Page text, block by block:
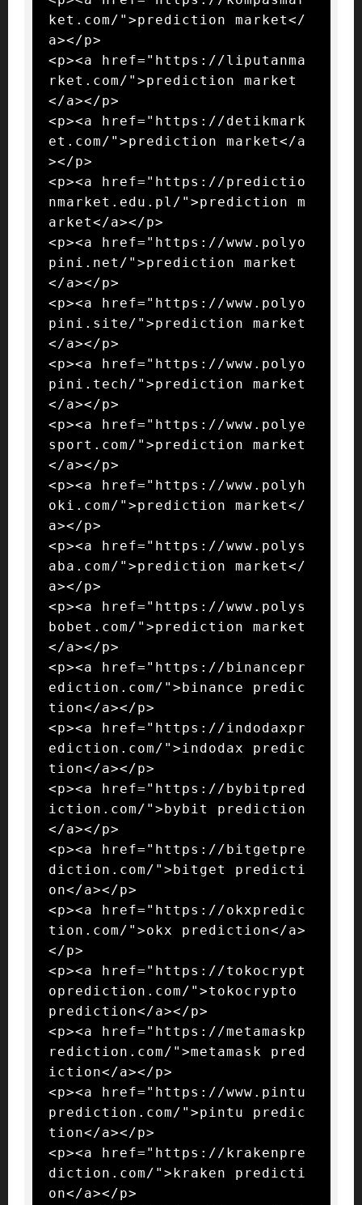
ket.com/">prediction market</
a></p>
<p><a href="https://liputanma
rket.com/">prediction market
</a></p>
<p><a href="https://detikmark
et.com/">prediction market</a
></p>
<p><a href="https://predictio
nmarket.edu.pl/">prediction m
arket</a></p>
<p><a href="https://www.polyo
pini.net/">prediction market
</a></p>
<p><a href="https://www.polyo
pini.site/">prediction market
</a></p>
<p><a href="https://www.polyo
pini.tech/">prediction market
</a></p>
<p><a href="https://www.polye
sport.com/">prediction market
</a></p>
<p><a href="https://www.polyh
oki.com/">prediction market</
a></p>
<p><a href="https://www.polys
aba.com/">prediction market</
a></p>
<p><a href="https://www.polys
bobet.com/">prediction market
</a></p>
<p><a href="https://binancepr
ediction.com/">binance predic
tion</a></p>
<p><a href="https://indodaxpr
ediction.com/">indodax predic
tion</a></p>
<p><a href="https://bybitpred
iction.com/">bybit prediction
</a></p>
<p><a href="https://bitgetpre
diction.com/">bitget predicti
on</a></p>
<p><a href="https://okxpredic
tion.com/">okx prediction</a>
</p>
<p><a href="https://tokocrypt
oprediction.com/">tokocrypto
prediction</a></p>
<p><a href="https://metamaskp
rediction.com/">metamask pred
iction</a></p>
<p><a href="https://www.pintu
prediction.com/">pintu predic
tion</a></p>
<p><a href="https://krakenpre
diction.com/">kraken predicti
on</a></p>